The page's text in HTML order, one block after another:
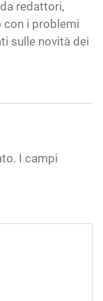
redattori,
i problemi
sulle novità dei
I campi